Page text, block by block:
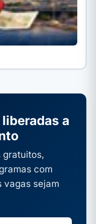
a
gratuitos,
com
vagas sejam